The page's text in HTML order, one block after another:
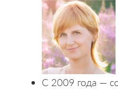
С 2009 года —